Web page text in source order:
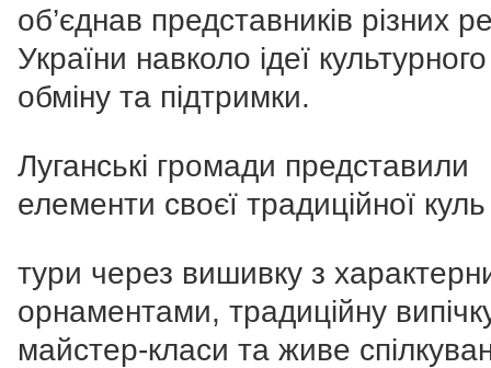
об’єднав представників різних
України навколо ідеї культурного
обміну та підтримки.
Луганські громади представили
елементи своєї традиційної куль
тури через вишивку з
орнаментами, традиційну
майстер-класи та живе